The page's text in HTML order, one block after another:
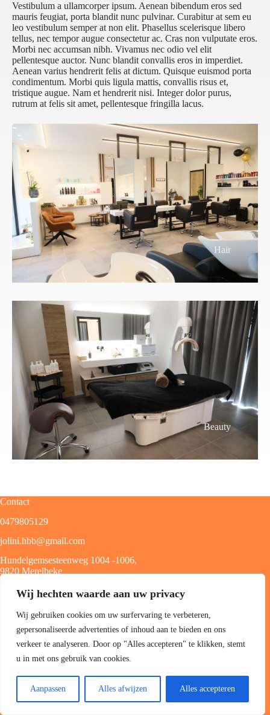
Wij hechten waarde aan uw privacy
Wij gebruiken cookies om uw surfervaring te verbeteren,
gepersonaliseerde advertenties of inhoud aan te bieden en ons
verkeer te analyseren. Door op "Alles accepteren" te klikken, stemt
u in met ons gebruik van cookies.
Aanpassen Alles afwijzen Alles accepteren
Vestibulum a ullamcorper ipsum. Aenean bibendum eros sed
mauris feugiat, porta blandit nunc pulvinar. Curabitur at sem eu
leo vestibulum semper at non elit. Phasellus scelerisque libero
tellus, nec tempor augue consectetur ac. Cras non vulputate eros.
Morbi nec accumsan nibh. Vivamus nec odio vel elit
pellentesque auctor. Nunc blandit convallis eros in imperdiet.
Aenean varius hendrerit felis at dictum. Quisque euismod porta
condimentum. Morbi quis ligula mattis, convallis risus et,
tristique augue. Nam et hendrerit nisi. Integer dolor purus,
rutrum at felis sit amet, pellentesque fringilla lacus.
Hair
Beauty
Contact
0479805129
jolini.hbb@gmail.com
Hundelgemsesteenweg 1004 -1006,
9820 Merelbeke
Categorieën
Over ons
Diensten
Accesoires
Contact